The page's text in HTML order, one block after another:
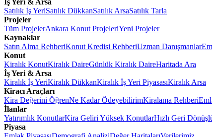
İş Yeri & Arsa
Satılık İş YeriSatılık DükkanSatılık ArsaSatılık Tarla
Projeler
Tüm ProjelerAnkara Konut ProjeleriYeni Projeler
Kaynaklar
Satın Alma RehberiKonut Kredisi RehberiUzman Danışmanlar
Konut
Kiralık KonutKiralık DaireGünlük Kiralık DaireHaritada Ara
İş Yeri & Arsa
Kiralık İş YeriKiralık DükkanKiralık İş Yeri PiyasasıKiralık Arsa
Kiracı Araçları
Kira Değerini ÖğrenNe Kadar ÖdeyebilirimKiralama Rehberi
İlanlar
Yatırımlık KonutlarKira Geliri Yüksek KonutlarHızlı Geri
Piyasa